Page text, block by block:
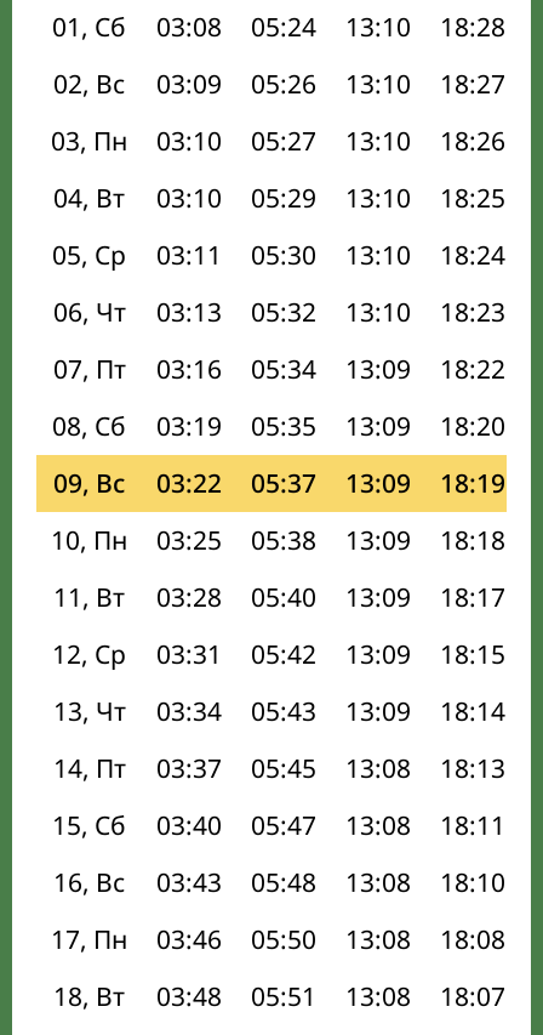
01, Сб 03:08 05:24 13:10 18:28
02, Вс
03:09 05:26 13:10 18:27
03, Пн
03:10 05:27 13:10 18:26
04, Вт
03:10 05:29 13:10 18:25
05, Ср
03:11 05:30 13:10 18:24
06, Чт
03:13 05:32 13:10 18:23
07, Пт
03:16 05:34 13:09 18:22
08, Сб
03:19 05:35 13:09 18:20
09, Вс
03:22 05:37 13:09 18:19
10, Пн
03:25 05:38 13:09 18:18
11, Вт
03:28 05:40 13:09 18:17
12, Ср
03:31 05:42 13:09 18:15
13, Чт
03:34 05:43 13:09 18:14
14, Пт
03:37 05:45 13:08 18:13
15, Сб
03:40 05:47 13:08 18:11
16, Вс
03:43 05:48 13:08 18:10
17, Пн
03:46 05:50 13:08 18:08
18, Вт
03:48 05:51 13:08 18:07